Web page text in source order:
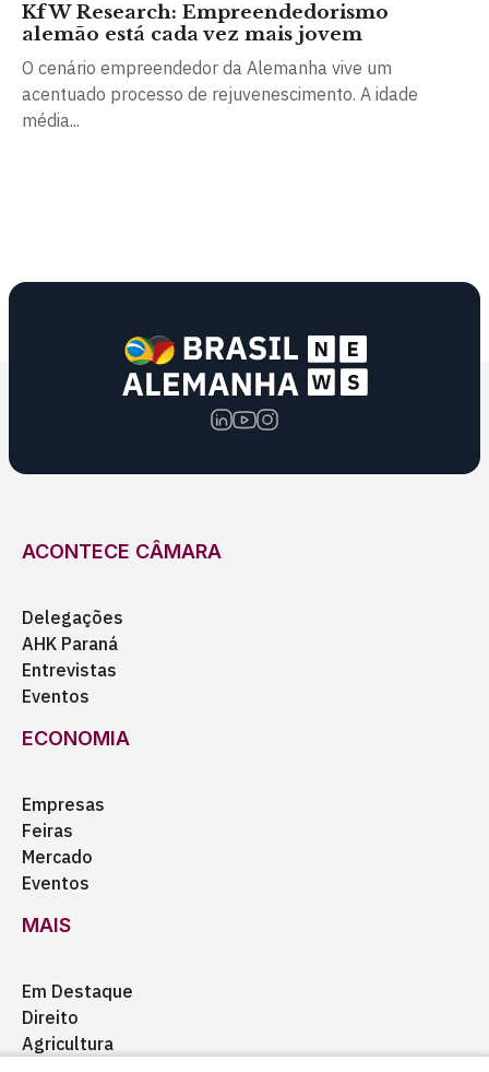
KfW Research: Empreendedorismo
alemão está cada vez mais jovem
O cenário empreendedor da Alemanha vive um
acentuado processo de rejuvenescimento. A idade
média...
ACONTECE CÂMARA
Delegações
AHK Paraná
Entrevistas
Eventos
ECONOMIA
Empresas
Feiras
Mercado
Eventos
MAIS
Em Destaque
Direito
Agricultura